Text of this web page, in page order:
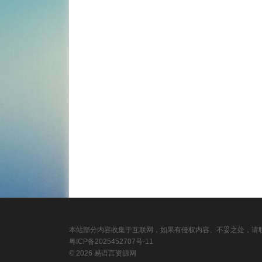
本站部分内容收集于互联网，如果有侵权内容、不妥之处，请
粤ICP备2025452707号-11
© 2026 易语言资源网